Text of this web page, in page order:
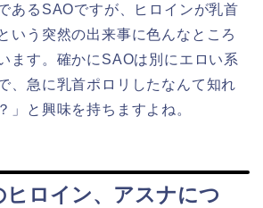
あるSAOですが、ヒロインが乳首
いう突然の出来事に色んなところ
ます。確かにSAOは別にエロい系
、急に乳首ポロリしたなんて知れ
」と興味を持ちますよね。
ヒロイン、アスナにつ